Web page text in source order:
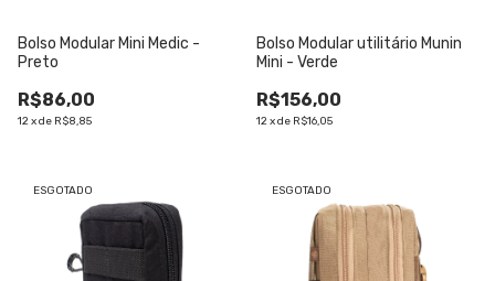
Bolso Modular Mini Medic -
Preto
R$86,00
12xde R$8,85
Bolso Modular utilitário Munin
Mini - Verde
R$156,00
12xde R$16,05
ESGOTADO ESGOTADO